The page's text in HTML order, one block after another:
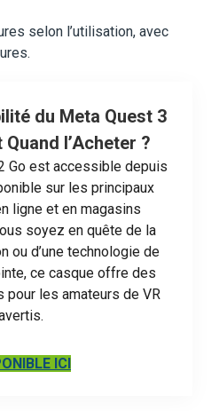
selon l’utilisation, avec
du Meta Quest 3
Quand l’Acheter ?
Go est accessible depuis
sur les principaux
ligne et en magasins
soyez en quête de la
ou d’une technologie de
ce casque offre des
les amateurs de VR
ICI